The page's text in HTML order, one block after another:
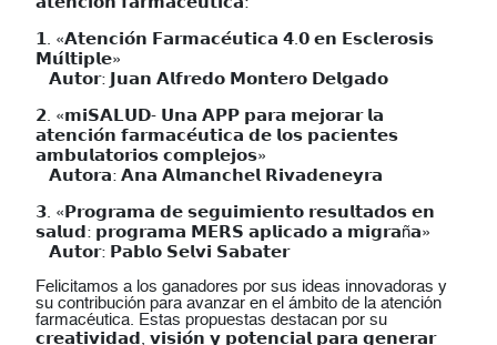
𝟭. «𝗔𝘁𝗲𝗻𝗰𝗶𝗼́𝗻 𝗙𝗮𝗿𝗺𝗮𝗰𝗲́𝘂𝘁𝗶𝗰𝗮 𝟰.𝟬 𝗲𝗻 𝗘𝘀𝗰𝗹𝗲𝗿𝗼𝘀𝗶𝘀
𝗠𝘂́𝗹𝘁𝗶𝗽𝗹𝗲»⁣
𝗔𝘂𝘁𝗼𝗿: 𝗝𝘂𝗮𝗻 𝗔𝗹𝗳𝗿𝗲𝗱𝗼 𝗠𝗼𝗻𝘁𝗲𝗿𝗼 𝗗𝗲𝗹𝗴𝗮𝗱𝗼
𝟮. «𝗺𝗶𝗦𝗔𝗟𝗨𝗗- 𝗨𝗻𝗮 𝗔𝗣𝗣 𝗽𝗮𝗿𝗮 𝗺𝗲𝗷𝗼𝗿𝗮𝗿 𝗹𝗮
𝗮𝘁𝗲𝗻𝗰𝗶𝗼́𝗻 𝗳𝗮𝗿𝗺𝗮𝗰𝗲́𝘂𝘁𝗶𝗰𝗮 𝗱𝗲 𝗹𝗼𝘀 𝗽𝗮𝗰𝗶𝗲𝗻𝘁𝗲𝘀
𝗮𝗺𝗯𝘂𝗹𝗮𝘁𝗼𝗿𝗶𝗼𝘀 𝗰𝗼𝗺𝗽𝗹𝗲𝗷𝗼𝘀»⁣
𝗔𝘂𝘁𝗼𝗿𝗮: 𝗔𝗻𝗮 𝗔𝗹𝗺𝗮𝗻𝗰𝗵𝗲𝗹 𝗥𝗶𝘃𝗮𝗱𝗲𝗻𝗲𝘆𝗿𝗮
𝟯. «𝗣𝗿𝗼𝗴𝗿𝗮𝗺𝗮 𝗱𝗲 𝘀𝗲𝗴𝘂𝗶𝗺𝗶𝗲𝗻𝘁𝗼 𝗿𝗲𝘀𝘂𝗹𝘁𝗮𝗱𝗼𝘀 𝗲𝗻
𝘀𝗮𝗹𝘂𝗱: 𝗽𝗿𝗼𝗴𝗿𝗮𝗺𝗮 𝗠𝗘𝗥𝗦 𝗮𝗽𝗹𝗶𝗰𝗮𝗱𝗼 𝗮 𝗺𝗶𝗴𝗿𝗮ñ𝗮»⁣
𝗔𝘂𝘁𝗼𝗿: 𝗣𝗮𝗯𝗹𝗼 𝗦𝗲𝗹𝘃𝗶 𝗦𝗮𝗯𝗮𝘁𝗲𝗿
Felicitamos a los ganadores por sus ideas innovadoras y
su contribución para avanzar en el ámbito de la atención
farmacéutica. Estas propuestas destacan por su
𝗰𝗿𝗲𝗮𝘁𝗶𝘃𝗶𝗱𝗮𝗱, 𝘃𝗶𝘀𝗶𝗼́𝗻 𝘆 𝗽𝗼𝘁𝗲𝗻𝗰𝗶𝗮𝗹 𝗽𝗮𝗿𝗮 𝗴𝗲𝗻𝗲𝗿𝗮𝗿